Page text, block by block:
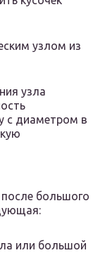
узлом из
узла
с диаметром в
большого
или большой